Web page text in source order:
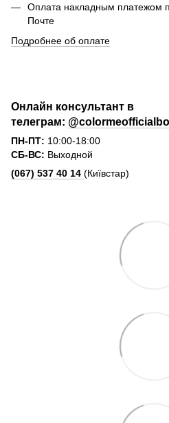
Оплата накладным платежом
Почте
Подробнее об оплате
Онлайн консультант в
телеграм:
ПН-ПТ: 10:00-18:00
СБ-ВС: Выходной
(067) 537 40 14 (Київстар)